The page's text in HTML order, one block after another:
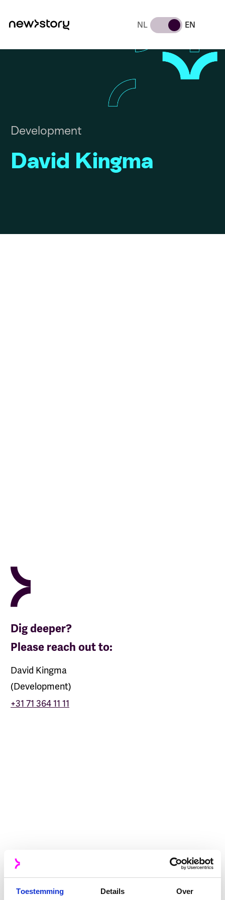
Toestemming Details Over
NL EN
Development
David Kingma
Dig deeper?
Please reach out to:
David Kingma
(Development)
+31 71 364 11 11